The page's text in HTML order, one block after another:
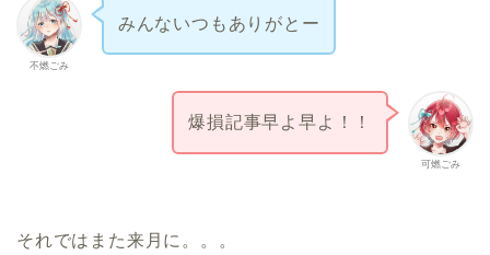
不燃ごみ
みんないつもありがとー
可燃ごみ
爆損記事早よ早よ！！
それではまた来月に。。。